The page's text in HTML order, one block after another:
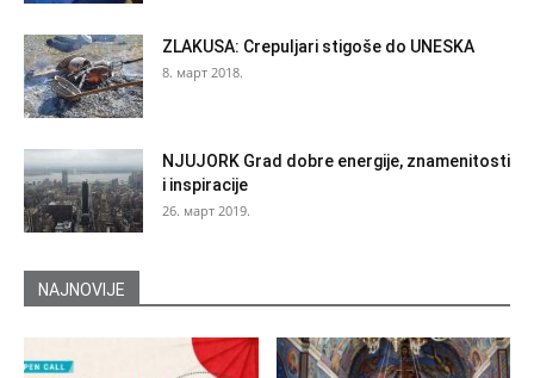
ZLAKUSA: Crepuljari stigoše do UNESKA
8. март 2018.
NJUJORK Grad dobre energije, znamenitosti
i inspiracije
26. март 2019.
NAJNOVIJE